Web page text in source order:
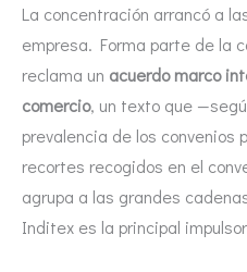
La concentración arrancó a
empresa. Forma parte de la
reclama un acuerdo marco
comercio, un texto que
prevalencia de los convenios
recortes recogidos en el
agrupa a las grandes
Inditex es la principal